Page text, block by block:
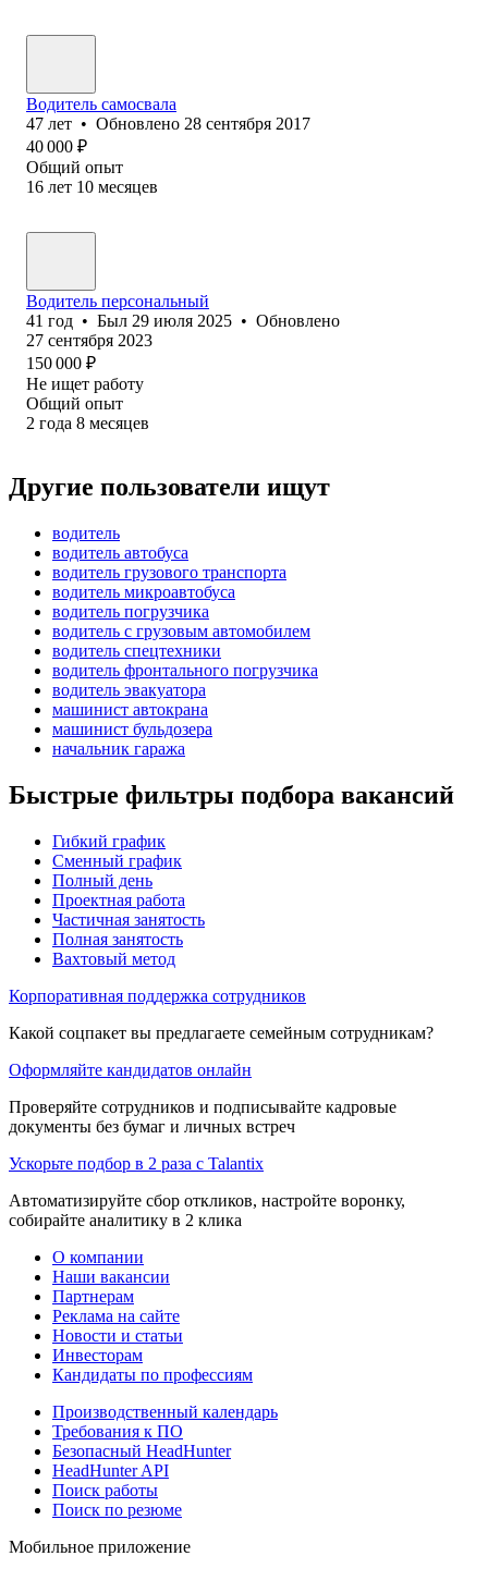
Водитель самосвала
47 лет • Обновлено 28 сентября 2017
40 000 ₽
Общий опыт
16 лет 10 месяцев
Водитель персональный
41 год • Был 29 июля 2025 • Обновлено
27 сентября 2023
150 000 ₽
Не ищет работу
Общий опыт
2 года 8 месяцев
Другие пользователи ищут
водитель
водитель автобуса
водитель грузового транспорта
водитель микроавтобуса
водитель погрузчика
водитель с грузовым автомобилем
водитель спецтехники
водитель фронтального погрузчика
водитель эвакуатора
машинист автокрана
машинист бульдозера
начальник гаража
Быстрые фильтры подбора вакансий
Гибкий график
Сменный график
Полный день
Проектная работа
Частичная занятость
Полная занятость
Вахтовый метод
Корпоративная поддержка сотрудников
Какой соцпакет вы предлагаете семейным сотрудникам?
Оформляйте кандидатов онлайн
Проверяйте сотрудников и подписывайте кадровые
документы без бумаг и личных встреч
Ускорьте подбор в 2 раза с Talantix
Автоматизируйте сбор откликов, настройте воронку,
собирайте аналитику в 2 клика
О компании
Наши вакансии
Партнерам
Реклама на сайте
Новости и статьи
Инвесторам
Кандидаты по профессиям
Производственный календарь
Требования к ПО
Безопасный HeadHunter
HeadHunter API
Поиск работы
Поиск по резюме
Мобильное приложение